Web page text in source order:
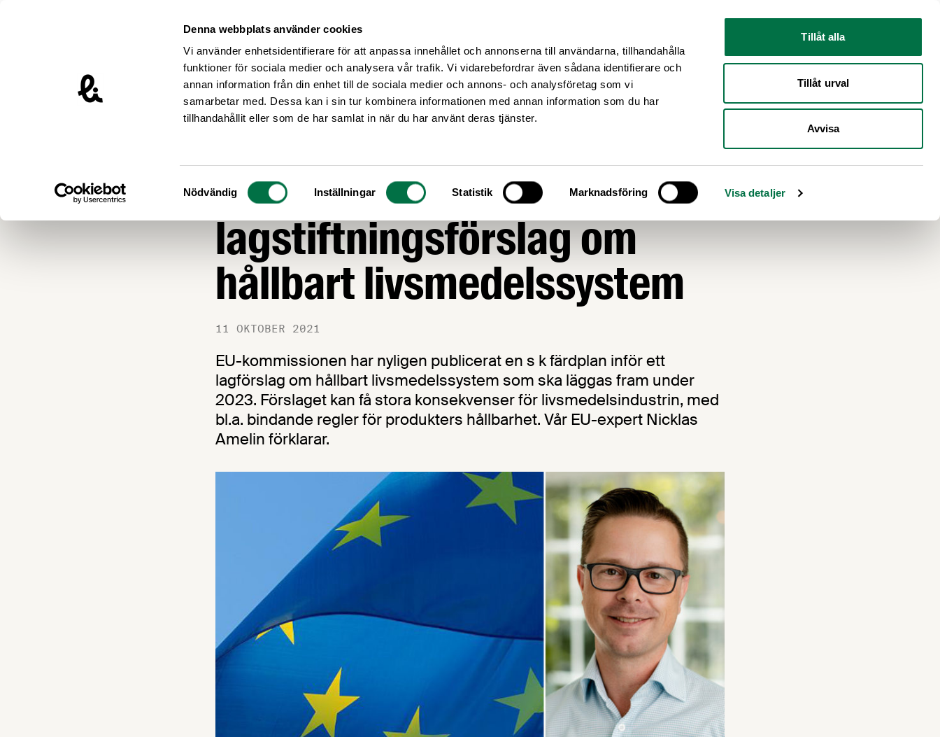
Denna webbplats använder cookies
Vi använder enhetsidentifierare för att anpassa innehållet och annonserna till användarna, tillhandahålla
funktioner för sociala medier och analysera vår trafik. Vi vidarebefordrar även sådana identifierare och
annan information från din enhet till de sociala medier och annons- och analysföretag som vi
samarbetar med. Dessa kan i sin tur kombinera informationen med annan information som du har
tillhandahållit eller som de har samlat in när du har använt deras tjänster.
Samtyckesval
Nödvändig Inställningar Statistik Marknadsföring Visa detaljer
Tillåt alla
Tillåt urval
Avvisa
Livsmedelsföretagen – till startsidan
Nyheter
Farm to fork: Kommande
lagstiftningsförslag om
hållbart livsmedelssystem
11 OKTOBER 2021
EU-kommissionen har nyligen publicerat en s k färdplan inför ett
lagförslag om hållbart livsmedelssystem som ska läggas fram under
2023. Förslaget kan få stora konsekvenser för livsmedelsindustrin, med
bl.a. bindande regler för produkters hållbarhet. Vår EU-expert Nicklas
Amelin förklarar.